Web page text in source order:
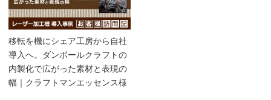
移転を機にシェア工房から自社
導入へ。ダンボールクラフトの
内製化で広がった素材と表現の
幅｜クラフトマンエッセンス様